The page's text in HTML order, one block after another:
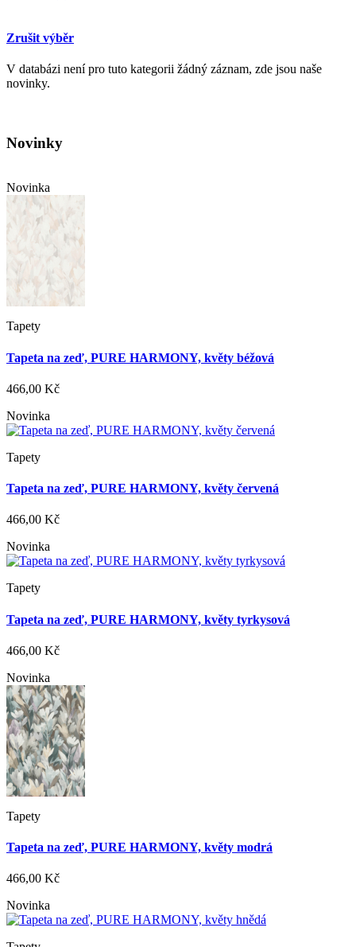
Zrušit výběr
V databázi není pro tuto kategorii žádný záznam, zde jsou naše
novinky.
Novinky
Novinka
Tapety
Tapeta na zeď, PURE HARMONY, květy béžová
466,00 Kč
Novinka
Tapety
Tapeta na zeď, PURE HARMONY, květy červená
466,00 Kč
Novinka
Tapety
Tapeta na zeď, PURE HARMONY, květy tyrkysová
466,00 Kč
Novinka
Tapety
Tapeta na zeď, PURE HARMONY, květy modrá
466,00 Kč
Novinka